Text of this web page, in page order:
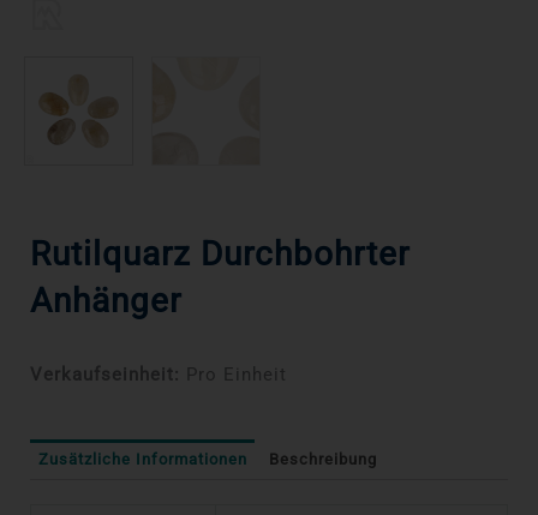
Rutilquarz Durchbohrter
Anhänger
Verkaufseinheit: Pro Einheit
Zusätzliche Informationen Beschreibung